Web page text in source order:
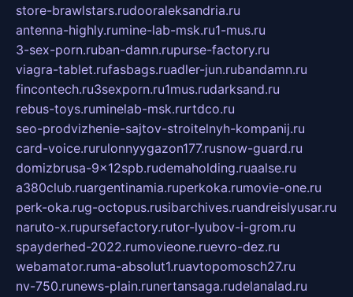
store-brawlstars.rudooraleksandria.ru
antenna-highly.rumine-lab-msk.ru1-mus.ru
3-sex-porn.ruban-damn.rupurse-factory.ru
viagra-tablet.rufasbags.ruadler-jun.rubandamn.ru
fincontech.ru3sexporn.ru1mus.rudarksand.ru
rebus-toys.ruminelab-msk.rurtdco.ru
seo-prodvizhenie-sajtov-stroitelnyh-kompanij.ru
card-voice.rurulonnyygazon177.rusnow-guard.ru
domizbrusa-9x12spb.rudemaholding.ruaalse.ru
a380club.ruargentinamia.ruperkoka.rumovie-one.ru
perk-oka.rug-octopus.rusibarchives.ruandreislyusar.ru
naruto-x.rupursefactory.rutor-lyubov-i-grom.ru
spayderhed-2022.rumovieone.ruevro-dez.ru
webamator.ruma-absolut1.ruavtopomosch27.ru
nv-750.runews-plain.runertansaga.rudelanalad.ru